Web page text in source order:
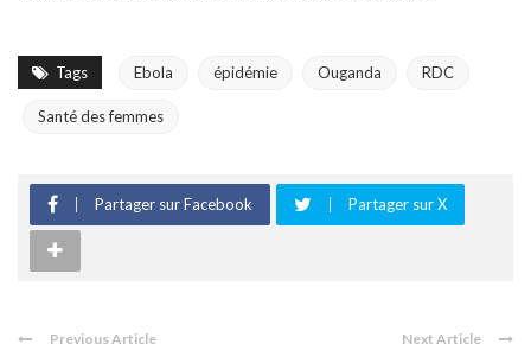
Tags Ebola épidémie Ouganda RDC
Santé des femmes
Partager sur Facebook Partager sur X
Previous Article Next Article